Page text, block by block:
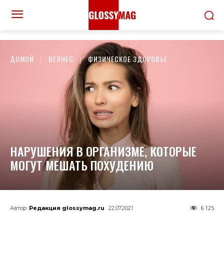
ДОМОЙ ВЕЛНЕС ФИЗИЧЕСКОЕ ЗДОРОВЬЕ
НАРУШЕНИЯ В ОРГАНИЗМЕ, КОТОРЫЕ
МОГУТ МЕШАТЬ ПОХУДЕНИЮ
Автор: Редакция glossymag.ru 22.07.2021 6 125